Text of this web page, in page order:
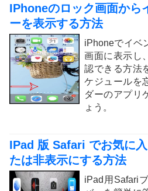
IPhoneのロック画面から
ーを表示する方法
iPhoneでイベ
画面に表示し
認できる方法
ケジュールを
ダーのアプリ
ょう。
IPad 版 Safari でお気に
たは非表示にする方法
iPad用Safari